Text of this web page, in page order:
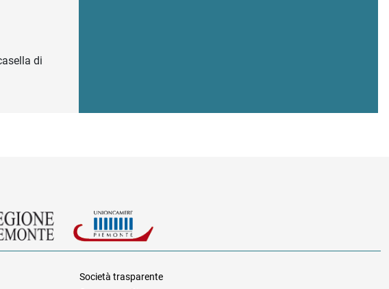
di
Società trasparente